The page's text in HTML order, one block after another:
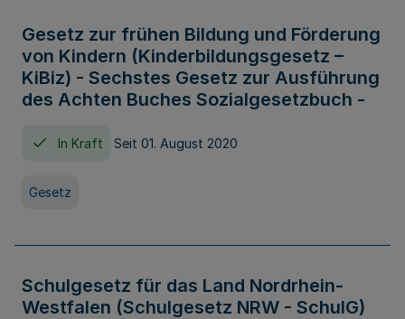
Gesetz zur frühen Bildung und Förderung
von Kindern (Kinderbildungsgesetz –
KiBiz) - Sechstes Gesetz zur Ausführung
des Achten Buches Sozialgesetzbuch -
In Kraft Seit 01. August 2020
Gesetz
Schulgesetz für das Land Nordrhein-
Westfalen (Schulgesetz NRW - SchulG)